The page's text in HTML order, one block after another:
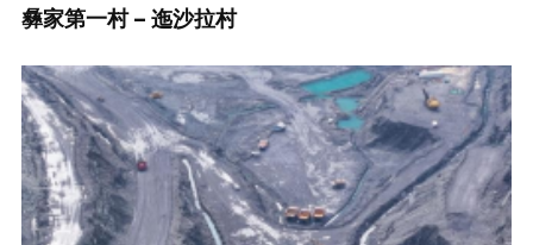
彝家第一村 – 迤沙拉村